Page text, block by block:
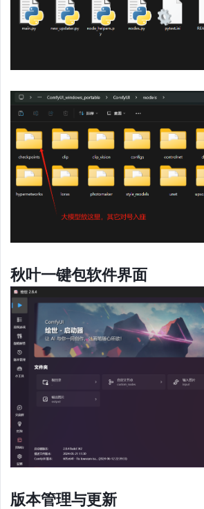
秋叶一键包软件界面
版本管理与更新